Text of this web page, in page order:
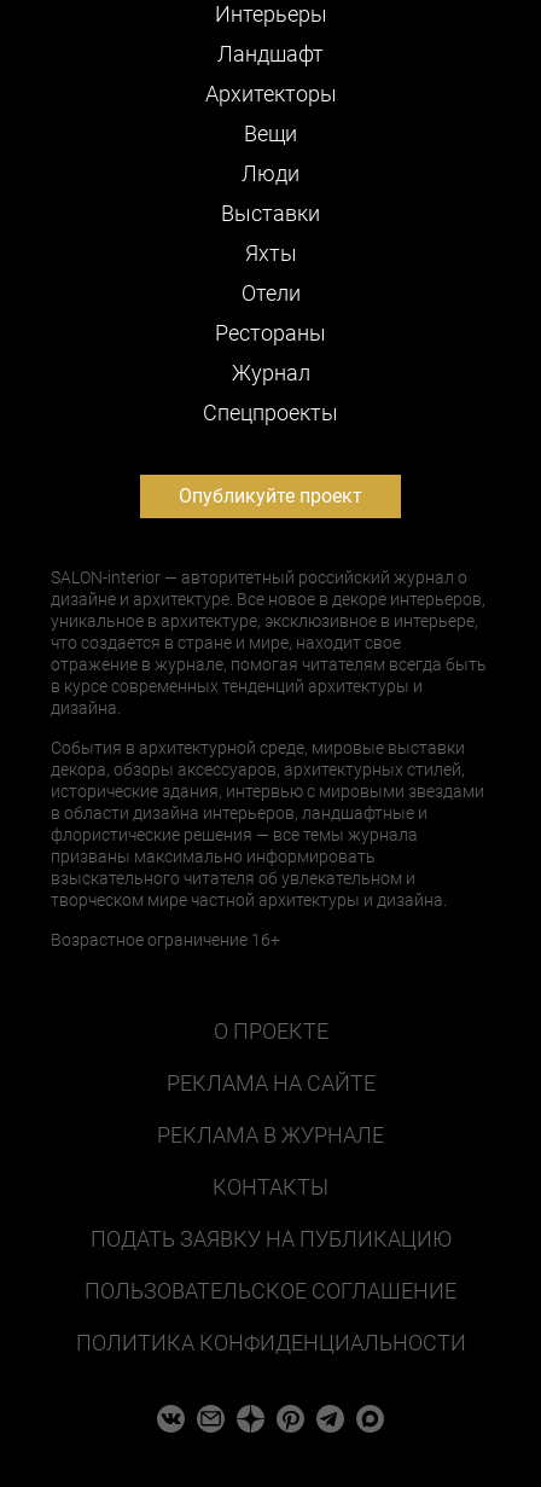
Интерьеры
Ландшафт
Архитекторы
Вещи
Люди
Выставки
Яхты
Отели
Рестораны
Журнал
Cпецпроекты
Опубликуйте проект
SALON-interior — авторитетный российский журнал о
дизайне и архитектуре. Все новое в декоре интерьеров,
уникальное в архитектуре, эксклюзивное в интерьере,
что создается в стране и мире, находит свое
отражение в журнале, помогая читателям всегда быть
в курсе современных тенденций архитектуры и
дизайна.
События в архитектурной среде, мировые выставки
декора, обзоры аксессуаров, архитектурных стилей,
исторические здания, интервью с мировыми звездами
в области дизайна интерьеров, ландшафтные и
флористические решения — все темы журнала
призваны максимально информировать
взыскательного читателя об увлекательном и
творческом мире частной архитектуры и дизайна.
Возрастное ограничение 16+
О ПРОЕКТЕ
РЕКЛАМА НА САЙТЕ
РЕКЛАМА В ЖУРНАЛЕ
КОНТАКТЫ
ПОДАТЬ ЗАЯВКУ НА ПУБЛИКАЦИЮ
ПОЛЬЗОВАТЕЛЬСКОЕ СОГЛАШЕНИЕ
ПОЛИТИКА КОНФИДЕНЦИАЛЬНОСТИ